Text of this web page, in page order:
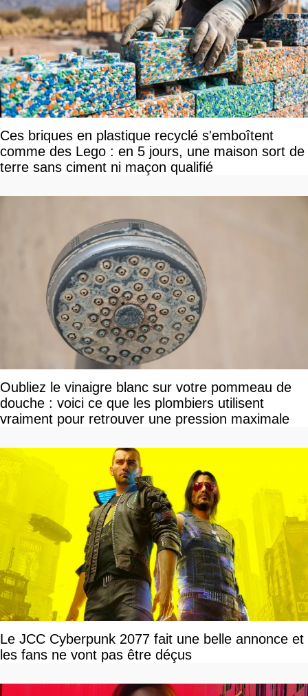
Ces briques en plastique recyclé s'emboîtent
comme des Lego : en 5 jours, une maison sort de
terre sans ciment ni maçon qualifié
Oubliez le vinaigre blanc sur votre pommeau de
douche : voici ce que les plombiers utilisent
vraiment pour retrouver une pression maximale
Le JCC Cyberpunk 2077 fait une belle annonce et
les fans ne vont pas être déçus